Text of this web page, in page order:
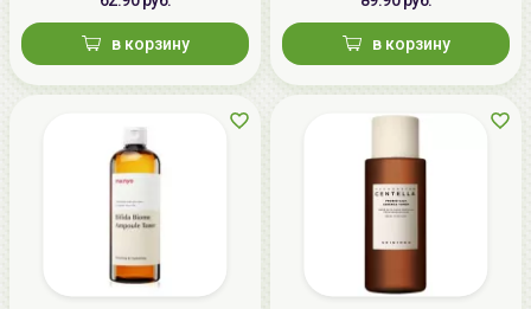
в корзину в корзину